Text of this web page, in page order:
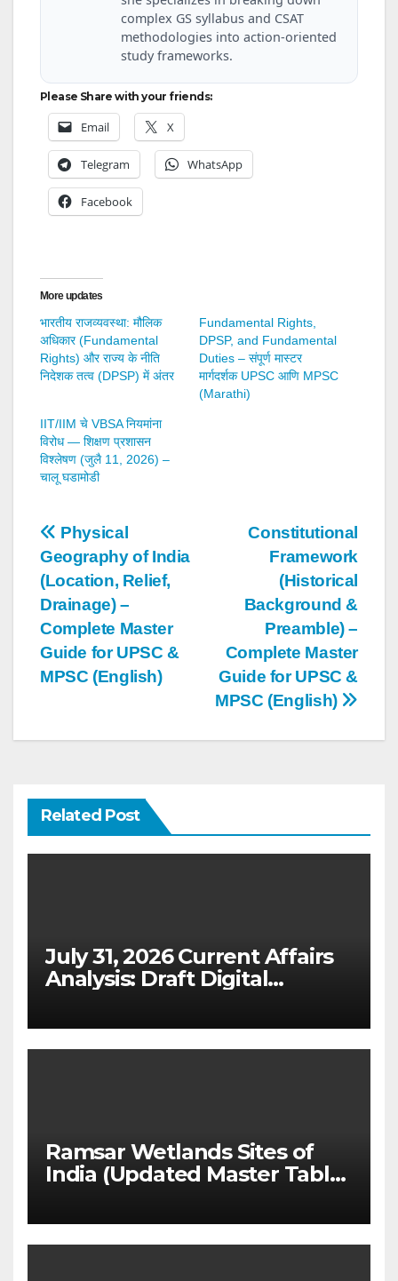
complex GS syllabus and CSAT
methodologies into action-oriented
study frameworks.
Please Share with your friends:
Email X
Telegram WhatsApp
Facebook
More updates
भारतीय राजव्यवस्था: मौलिक
अधिकार (Fundamental
Rights) और राज्य के नीति
निदेशक तत्व (DPSP) में अंतर
Fundamental Rights,
DPSP, and Fundamental
Duties – संपूर्ण मास्टर
मार्गदर्शक UPSC आणि MPSC
(Marathi)
IIT/IIM चे VBSA नियमांना
विरोध — शिक्षण प्रशासन
विश्लेषण (जुलै 11, 2026) –
चालू घडामोडी
Post
navigation
Constitutional
Framework
(Historical
Background &
Preamble) –
Complete Master
Guide for UPSC &
MPSC (English)
Physical
Geography of India
(Location, Relief,
Drainage) –
Complete Master
Guide for UPSC &
MPSC (English)
Related Post
July 31, 2026 Current Affairs
Analysis: Draft Digital
Framework for Big Tech
(UPSC GS 2 & GS 3)
Ramsar Wetlands Sites of
India (Updated Master Table
2026)